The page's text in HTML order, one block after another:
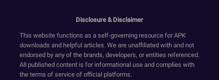
Disclosure & Disclaimer
This website functions as a self-governing resource for APK
downloads and helpful articles. We are unaffiliated with and not
endorsed by any of the brands, developers, or entities referenced.
All published content is for informational use and complies with
the terms of service of official platforms.